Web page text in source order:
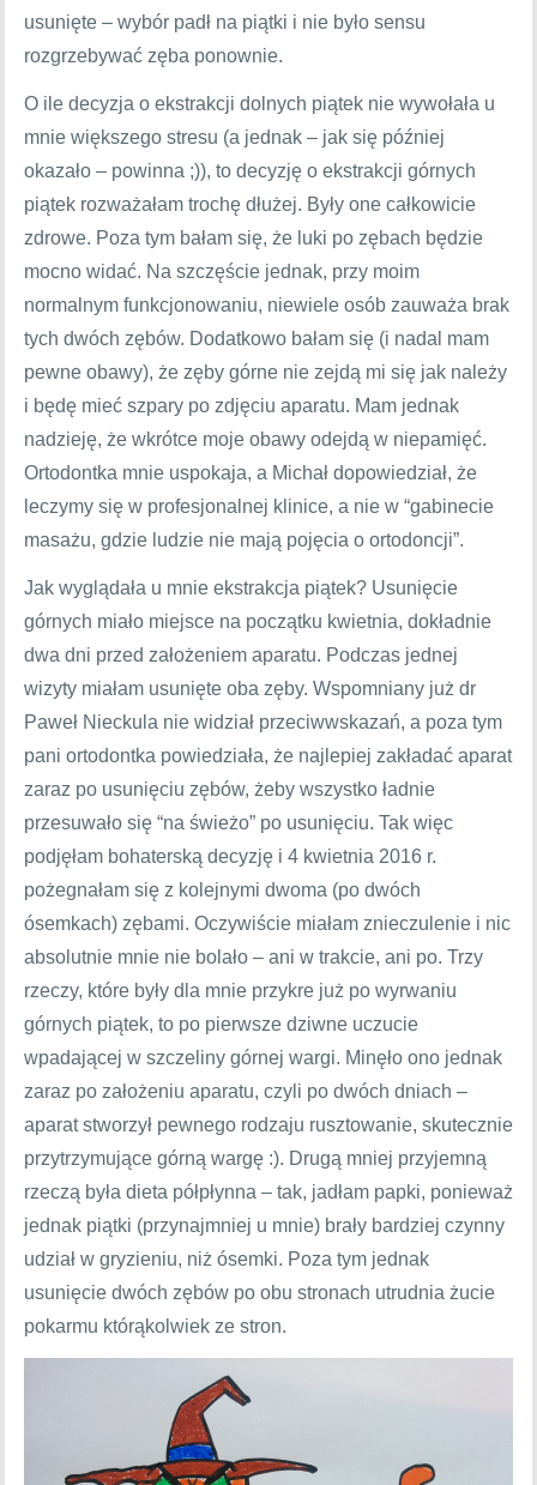
usunięte – wybór padł na piątki i nie było sensu
rozgrzebywać zęba ponownie.
O ile decyzja o ekstrakcji dolnych piątek nie wywołała u
mnie większego stresu (a jednak – jak się później
okazało – powinna ;)), to decyzję o ekstrakcji górnych
piątek rozważałam trochę dłużej. Były one całkowicie
zdrowe. Poza tym bałam się, że luki po zębach będzie
mocno widać. Na szczęście jednak, przy moim
normalnym funkcjonowaniu, niewiele osób zauważa brak
tych dwóch zębów. Dodatkowo bałam się (i nadal mam
pewne obawy), że zęby górne nie zejdą mi się jak należy
i będę mieć szpary po zdjęciu aparatu. Mam jednak
nadzieję, że wkrótce moje obawy odejdą w niepamięć.
Ortodontka mnie uspokaja, a Michał dopowiedział, że
leczymy się w profesjonalnej klinice, a nie w “gabinecie
masażu, gdzie ludzie nie mają pojęcia o ortodoncji”.
Jak wyglądała u mnie ekstrakcja piątek? Usunięcie
górnych miało miejsce na początku kwietnia, dokładnie
dwa dni przed założeniem aparatu. Podczas jednej
wizyty miałam usunięte oba zęby. Wspomniany już dr
Paweł Nieckula nie widział przeciwwskazań, a poza tym
pani ortodontka powiedziała, że najlepiej zakładać aparat
zaraz po usunięciu zębów, żeby wszystko ładnie
przesuwało się “na świeżo” po usunięciu. Tak więc
podjęłam bohaterską decyzję i 4 kwietnia 2016 r.
pożegnałam się z kolejnymi dwoma (po dwóch
ósemkach) zębami. Oczywiście miałam znieczulenie i nic
absolutnie mnie nie bolało – ani w trakcie, ani po. Trzy
rzeczy, które były dla mnie przykre już po wyrwaniu
górnych piątek, to po pierwsze dziwne uczucie
wpadającej w szczeliny górnej wargi. Minęło ono jednak
zaraz po założeniu aparatu, czyli po dwóch dniach –
aparat stworzył pewnego rodzaju rusztowanie, skutecznie
przytrzymujące górną wargę :). Drugą mniej przyjemną
rzeczą była dieta półpłynna – tak, jadłam papki, ponieważ
jednak piątki (przynajmniej u mnie) brały bardziej czynny
udział w gryzieniu, niż ósemki. Poza tym jednak
usunięcie dwóch zębów po obu stronach utrudnia żucie
pokarmu którąkolwiek ze stron.